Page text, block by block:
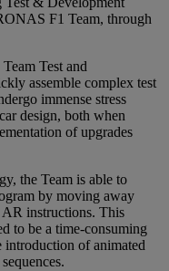
F1 Team, through
Test and
assemble complex test
immense stress
design, both when
of upgrades
the Team is able to
by moving away
instructions. This
to be a time-consuming
introduction of animated